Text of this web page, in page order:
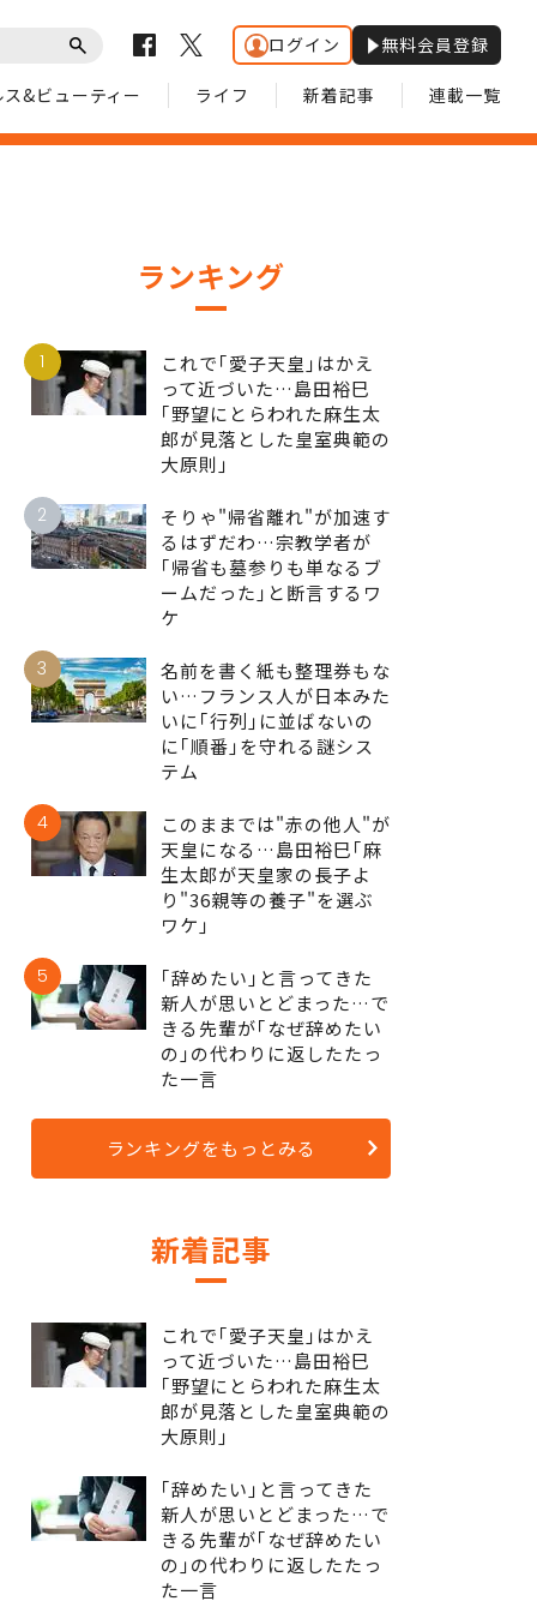
ログイン 無料会員登録
ス&ビューティー ライフ 新着記事 連載一覧
ランキング
1
これで｢愛子天皇｣はかえ
って近づいた…島田裕巳
｢野望にとらわれた麻生太
郎が見落とした皇室典範の
大原則｣
2
そりゃ"帰省離れ"が加速す
るはずだわ…宗教学者が
｢帰省も墓参りも単なるブ
ームだった｣と断言するワ
ケ
3
名前を書く紙も整理券もな
い…フランス人が日本みた
いに｢行列｣に並ばないの
に｢順番｣を守れる謎シス
テム
4
このままでは"赤の他人"が
天皇になる…島田裕巳｢麻
生太郎が天皇家の長子よ
り"36親等の養子"を選ぶ
ワケ｣
5
｢辞めたい｣と言ってきた
新人が思いとどまった…で
きる先輩が｢なぜ辞めたい
の｣の代わりに返したたっ
た一言
ランキングをもっとみる
新着記事
これで｢愛子天皇｣はかえ
って近づいた…島田裕巳
｢野望にとらわれた麻生太
郎が見落とした皇室典範の
大原則｣
｢辞めたい｣と言ってきた
新人が思いとどまった…で
きる先輩が｢なぜ辞めたい
の｣の代わりに返したたっ
た一言